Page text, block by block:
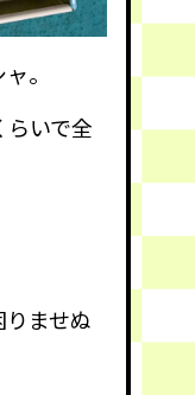
。
らいで全
ませぬ